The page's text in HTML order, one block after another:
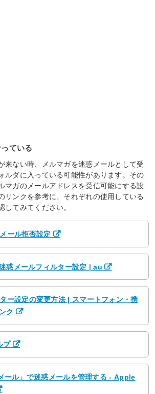
ている
来ない時、メルマガを迷惑メールとして受
ルダに入っている可能性があります。その
マガのメールアドレスを受信可能にする設
リンクを参考に、それぞれの使用している
してみてください。
ール拒否設定
惑メールフィルター設定 | au
ー設定の変更方法 | スマートフォン・携
ク
プ
ル」で迷惑メールを管理する - Apple